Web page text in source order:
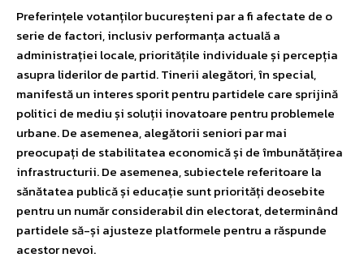
Preferințele votanților bucureșteni par a fi afectate de o
serie de factori, inclusiv performanța actuală a
administrației locale, prioritățile individuale și percepția
asupra liderilor de partid. Tinerii alegători, în special,
manifestă un interes sporit pentru partidele care sprijină
politici de mediu și soluții inovatoare pentru problemele
urbane. De asemenea, alegătorii seniori par mai
preocupați de stabilitatea economică și de îmbunătățirea
infrastructurii. De asemenea, subiectele referitoare la
sănătatea publică și educație sunt priorități deosebite
pentru un număr considerabil din electorat, determinând
partidele să-și ajusteze platformele pentru a răspunde
acestor nevoi.